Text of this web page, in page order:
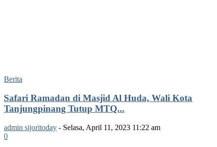
Berita
Safari Ramadan di Masjid Al Huda, Wali Kota
Tanjungpinang Tutup MTQ...
admin sijoritoday - Selasa, April 11, 2023 11:22 am
0